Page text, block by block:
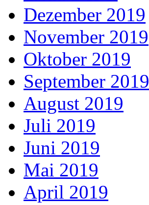
Dezember 2019
November 2019
Oktober 2019
September 2019
August 2019
Juli 2019
Juni 2019
Mai 2019
April 2019